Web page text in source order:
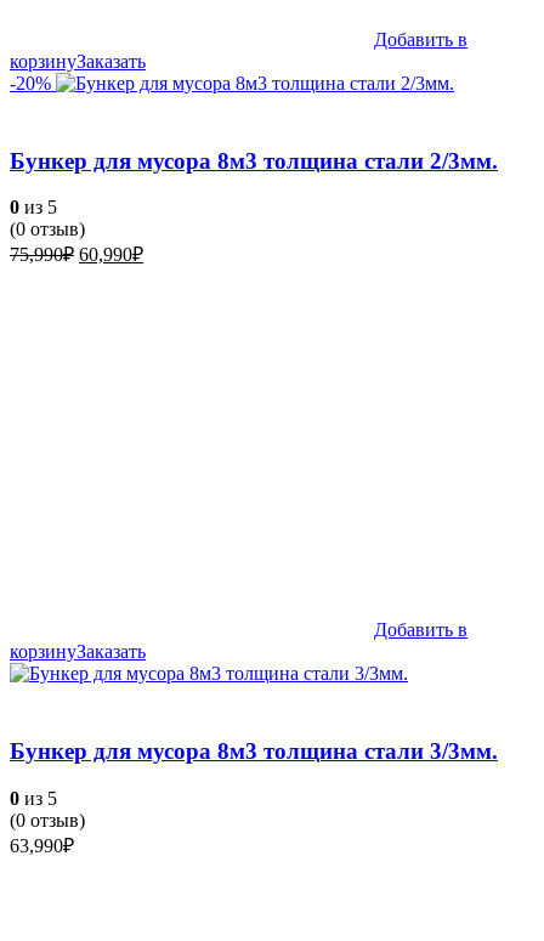
Добавить в
корзинуЗаказать
-20%
Бункер для мусора 8м3 толщина стали 2/3мм.
0 из 5
(0 отзыв)
75,990₽ Первоначальная
60,990₽Текущая
Добавить в
корзинуЗаказать
Бункер для мусора 8м3 толщина стали 3/3мм.
0 из 5
(0 отзыв)
63,990₽